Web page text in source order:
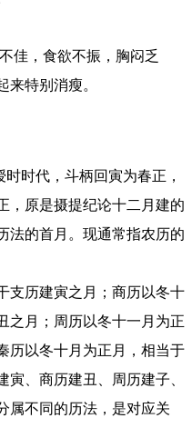
佳，食欲不振，胸闷乏
特别消瘦。
时代，斗柄回寅为春正，
，原是摄提纪论十二月建的
法的首月。现通常指农历的
支历建寅之月；商历以冬十
之月；周历以冬十一月为正
历以冬十月为正月，相当于
、商历建丑、周历建子、
属不同的历法，是对应关